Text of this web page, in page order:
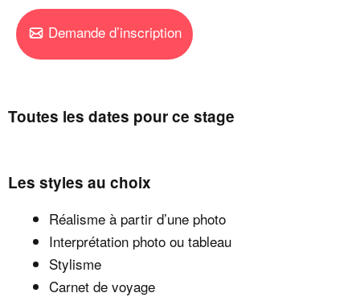
Demande d’inscription
Toutes les dates pour ce stage
Les styles au choix
Réalisme à partir d’une photo
Interprétation photo ou tableau
Stylisme
Carnet de voyage